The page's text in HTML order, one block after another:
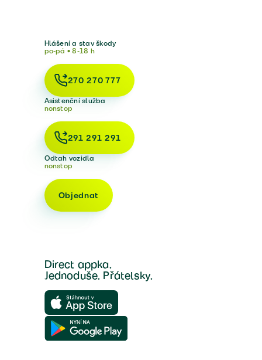
Hlášení a stav škody
po-pá • 8-18 h
270 270 777
Asistenční služba
nonstop
291 291 291
Odtah vozidla
nonstop
Objednat
Direct appka.
Jednoduše. Přátelsky.